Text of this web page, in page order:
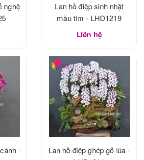
nghệ
Lan hồ điệp sinh nhật
màu tím - LHD1219
Liên hệ
-
Lan hồ điệp ghép gỗ lũa -